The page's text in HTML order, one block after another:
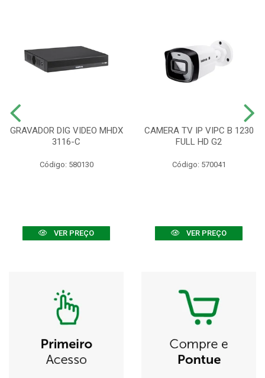
GRAVADOR DIG VIDEO MHDX
3116-C
Código: 580130
VER PREÇO
CAMERA TV IP VIPC B 1230
FULL HD G2
Código: 570041
VER PREÇO